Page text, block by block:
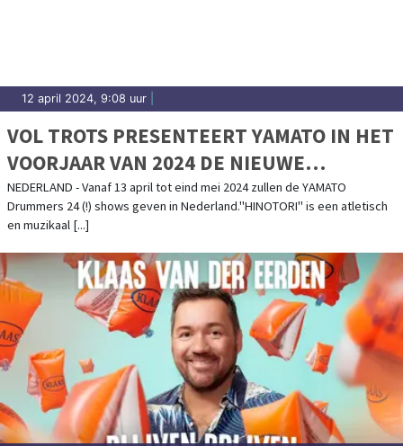
12 april 2024, 9:08 uur
VOL TROTS PRESENTEERT YAMATO IN HET
VOORJAAR VAN 2024 DE NIEUWE
WERELDTOUR: "HINOTORI" IN
NEDERLAND
NEDERLAND - Vanaf 13 april tot eind mei 2024 zullen de YAMATO
Drummers 24 (!) shows geven in Nederland."HINOTORI" is een atletisch
en muzikaal [...]